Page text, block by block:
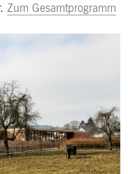
Zum Gesamtprogramm